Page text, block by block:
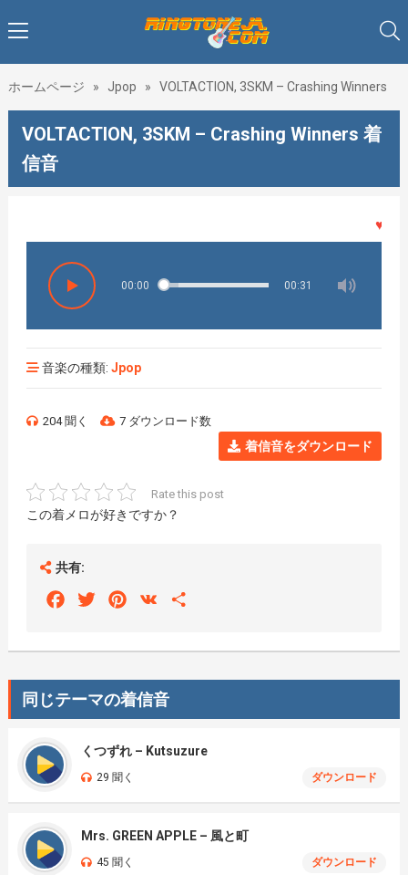
ホームページ » Jpop » VOLTACTION, 3SKM – Crashing Winners
VOLTACTION, 3SKM – Crashing Winners 着
信音
♥♥♥着
00:00 00:31
音楽の種類: Jpop
204 聞く 7 ダウンロード数
着信音をダウンロード
Rate this post
この着メロが好きですか？
共有:
FacebookTwitterPinterest
VK
同じテーマの着信音
くつずれ – Kutsuzure
29 聞く ダウンロード
Mrs. GREEN APPLE – 風と町
45 聞く ダウンロード